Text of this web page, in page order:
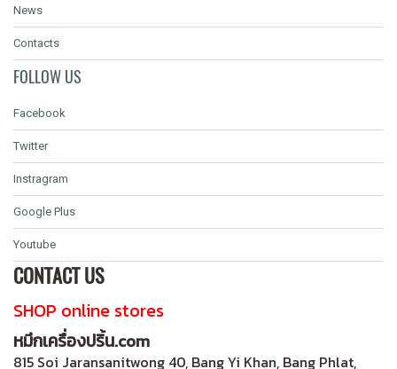
News
Contacts
FOLLOW US
Facebook
Twitter
Instragram
Google Plus
Youtube
CONTACT US
SHOP online stores
หมึกเครื่องปริ้น.com
815 Soi Jaransanitwong 40, Bang Yi Khan, Bang Phlat,